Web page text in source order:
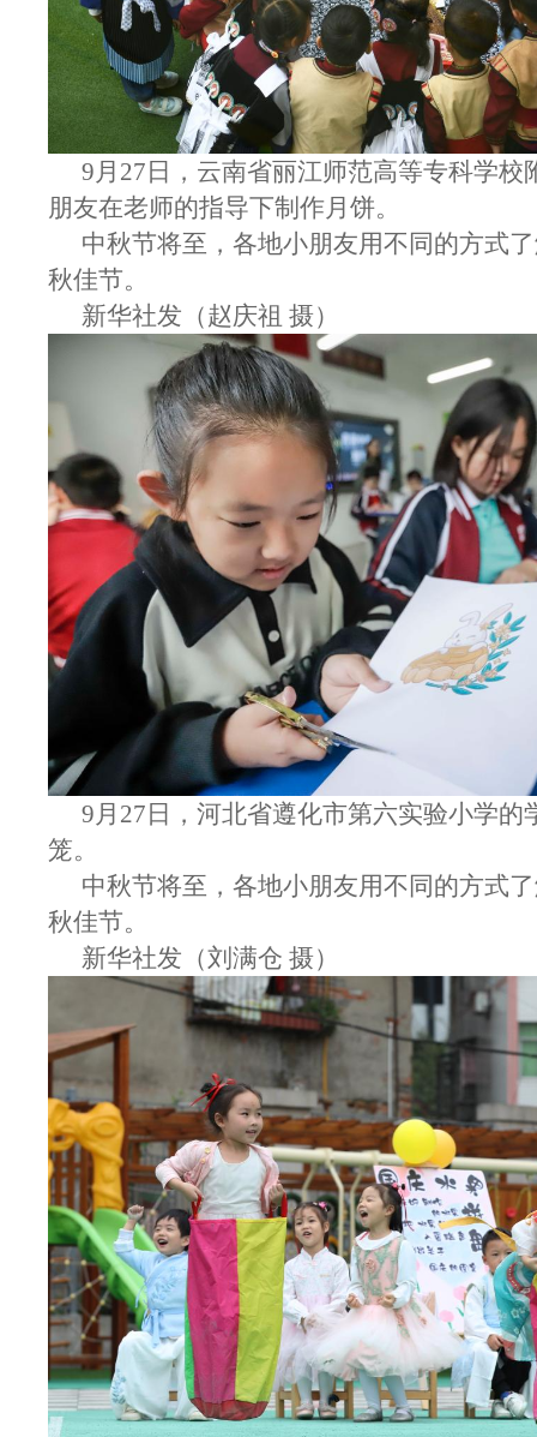
9月27日，云南省丽江师范高等专科学校
朋友在老师的指导下制作月饼。
中秋节将至，各地小朋友用不同的方式
秋佳节。
新华社发（赵庆祖 摄）
9月27日，河北省遵化市第六实验小学的
笼。
中秋节将至，各地小朋友用不同的方式
秋佳节。
新华社发（刘满仓 摄）